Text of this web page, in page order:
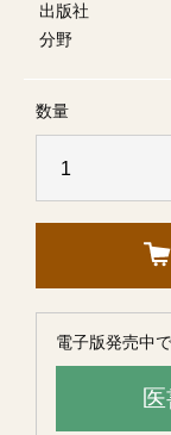
出版社
分野
数量
電子版発売中